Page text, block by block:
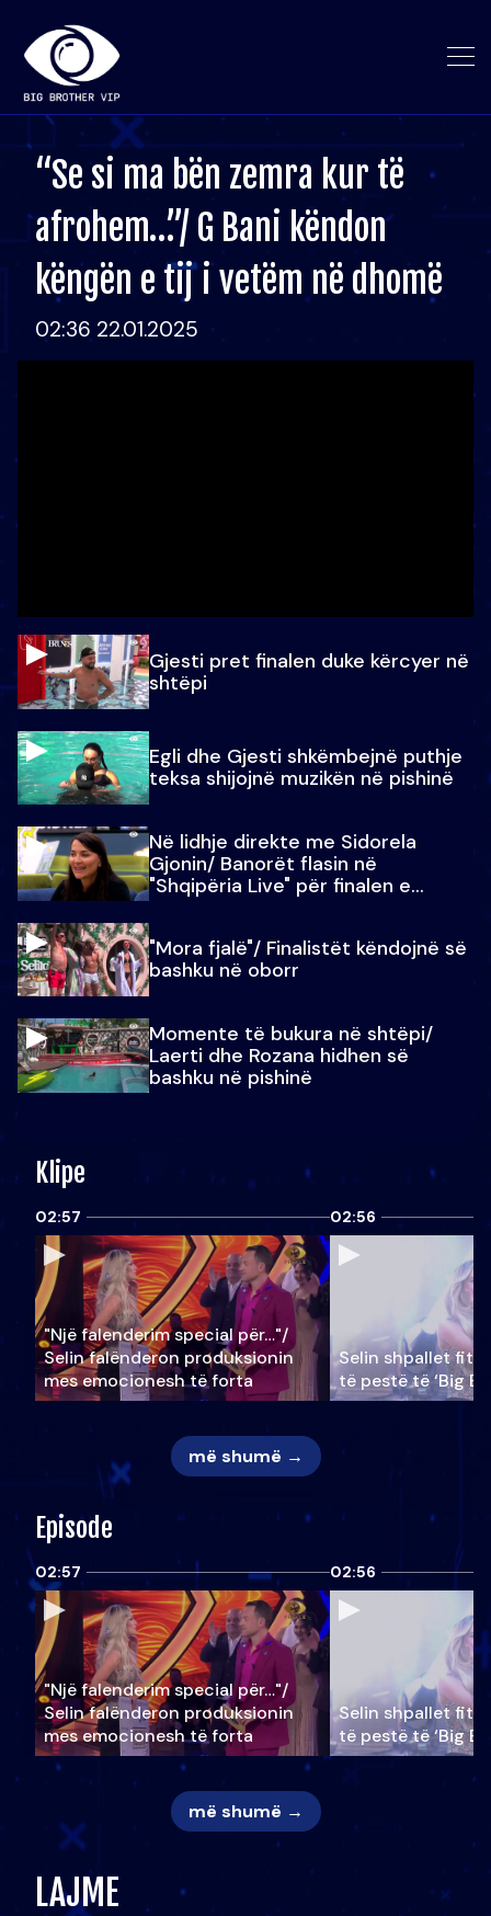
“Se si ma bën zemra kur të
afrohem…”/ G Bani këndon
këngën e tij i vetëm në dhomë
02:36 22.01.2025
Gjesti pret finalen duke kërcyer në
shtëpi
Egli dhe Gjesti shkëmbejnë puthje
teksa shijojnë muzikën në pishinë
Në lidhje direkte me Sidorela
Gjonin/ Banorët flasin në
"Shqipëria Live" për finalen e
"Mora fjalë"/ Finalistët këndojnë së
bashku në oborr
Momente të bukura në shtëpi/
Laerti dhe Rozana hidhen së
bashku në pishinë
Klipe
02:57
"Një falenderim special për…"/
Selin falënderon produksionin
mes emocionesh të forta
02:56
Selin shpallet
të pestë të ‘Big
më shumë →
Episode
02:57
"Një falenderim special për…"/
Selin falënderon produksionin
mes emocionesh të forta
02:56
Selin shpallet
të pestë të ‘Big
më shumë →
LAJME